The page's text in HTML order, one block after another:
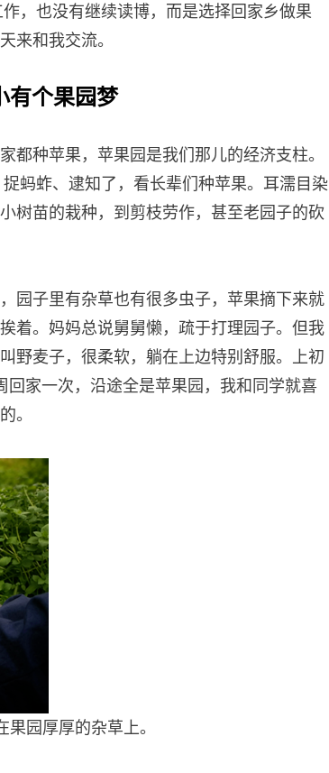
，也没有继续读博，而是选择回家乡做果
来和我交流。
有个果园梦
都种苹果，苹果园是我们那儿的经济支柱。
蚂蚱、逮知了，看长辈们种苹果。耳濡目染
树苗的栽种，到剪枝劳作，甚至老园子的砍
园子里有杂草也有很多虫子，苹果摘下来就
着。妈妈总说舅舅懒，疏于打理园子。但我
野麦子，很柔软，躺在上边特别舒服。上初
家一次，沿途全是苹果园，我和同学就喜
。
园厚厚的杂草上。